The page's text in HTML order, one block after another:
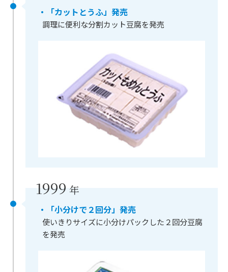
・「カットとうふ」発売
調理に便利な分割カット豆腐を発売
1999 年
・「小分けで２回分」発売
使いきりサイズに小分けパックした２回分豆腐
を発売